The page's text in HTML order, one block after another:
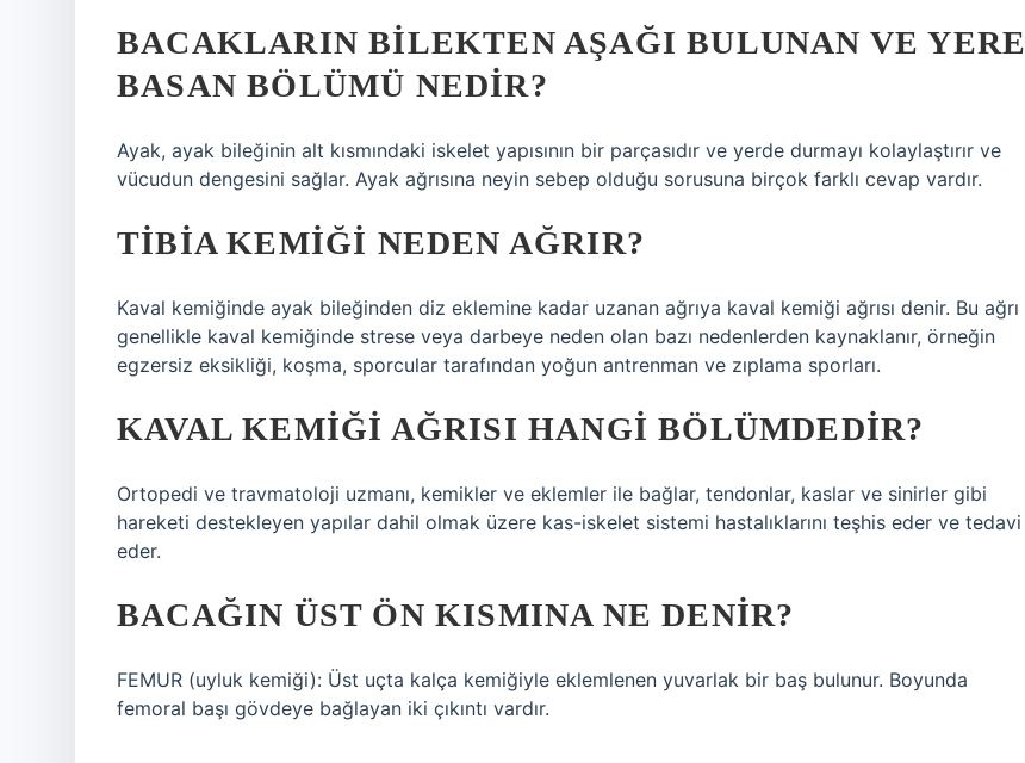
BACAKLARIN BILEKTEN AŞAĞI BULUNAN VE YERE
BASAN BÖLÜMÜ NEDIR?
Ayak, ayak bileğinin alt kısmındaki iskelet yapısının bir parçasıdır ve yerde durmayı kolaylaştırır ve
vücudun dengesini sağlar. Ayak ağrısına neyin sebep olduğu sorusuna birçok farklı cevap vardır.
TIBIA KEMIĞI NEDEN AĞRIR?
Kaval kemiğinde ayak bileğinden diz eklemine kadar uzanan ağrıya kaval kemiği ağrısı denir. Bu ağrı
genellikle kaval kemiğinde strese veya darbeye neden olan bazı nedenlerden kaynaklanır, örneğin
egzersiz eksikliği, koşma, sporcular tarafından yoğun antrenman ve zıplama sporları.
KAVAL KEMIĞI AĞRISI HANGI BÖLÜMDEDIR?
Ortopedi ve travmatoloji uzmanı, kemikler ve eklemler ile bağlar, tendonlar, kaslar ve sinirler gibi
hareketi destekleyen yapılar dahil olmak üzere kas-iskelet sistemi hastalıklarını teşhis eder ve tedavi
eder.
BACAĞIN ÜST ÖN KISMINA NE DENIR?
FEMUR (uyluk kemiği): Üst uçta kalça kemiğiyle eklemlenen yuvarlak bir baş bulunur. Boyunda
femoral başı gövdeye bağlayan iki çıkıntı vardır.